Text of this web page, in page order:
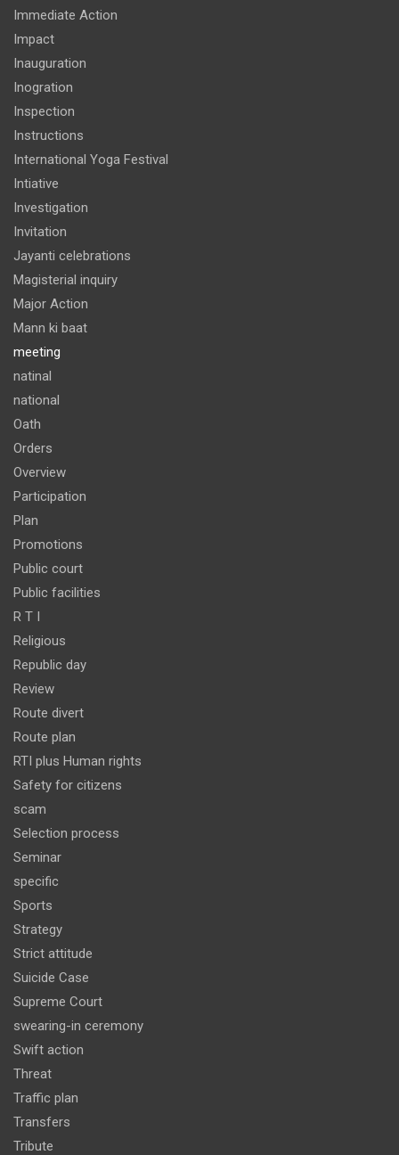
Immediate Action
Impact
Inauguration
Inogration
Inspection
Instructions
International Yoga Festival
Intiative
Investigation
Invitation
Jayanti celebrations
Magisterial inquiry
Major Action
Mann ki baat
meeting
natinal
national
Oath
Orders
Overview
Participation
Plan
Promotions
Public court
Public facilities
R T I
Religious
Republic day
Review
Route divert
Route plan
RTI plus Human rights
Safety for citizens
scam
Selection process
Seminar
specific
Sports
Strategy
Strict attitude
Suicide Case
Supreme Court
swearing-in ceremony
Swift action
Threat
Traffic plan
Transfers
Tribute